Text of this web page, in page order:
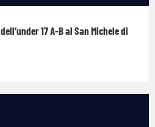
17 A-B al San Michele di